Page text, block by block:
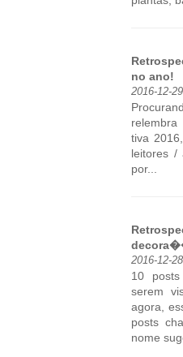
no ano!
2016-12-
tiva
lei­tores
por...
2016-12-
10
serem
agora,
posts
nome